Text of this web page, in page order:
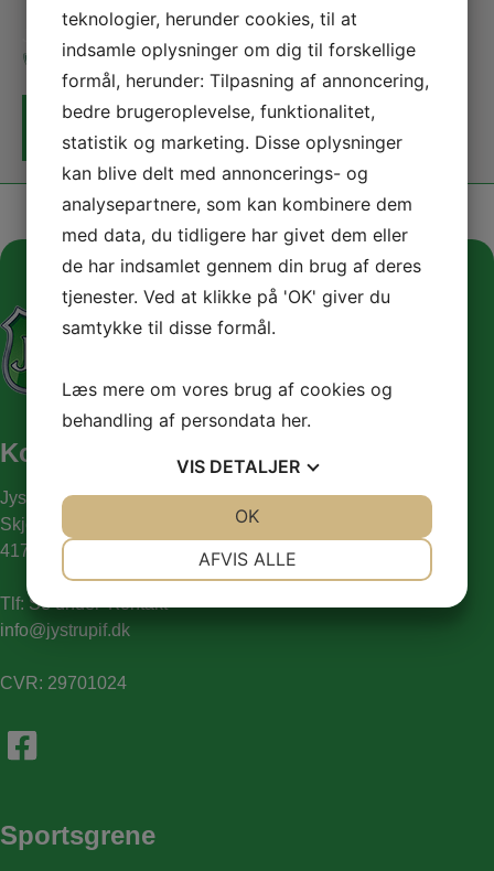
Jeg er ikke en robot
Kontaktinformation
Jystrup IF
Skjoldenæsvej 65
4174 Jystrup Midtsj
Tlf: Se under 'Kontakt'
info@jystrupif.dk
CVR: 29701024
Sportsgrene
teknologier, herunder cookies, til at
indsamle oplysninger om dig til forskellige
formål, herunder: Tilpasning af annoncering,
bedre brugeroplevelse, funktionalitet,
statistik og marketing. Disse oplysninger
kan blive delt med annoncerings- og
analysepartnere, som kan kombinere dem
med data, du tidligere har givet dem eller
de har indsamlet gennem din brug af deres
tjenester. Ved at klikke på 'OK' giver du
samtykke til disse formål.
Læs mere om vores brug af cookies og
behandling af persondata her.
VIS DETALJER
MARKETING
AFVIS ALLE
OK